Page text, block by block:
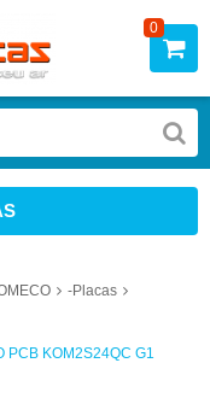
0
-Placas
PCB KOM2S24QC G1